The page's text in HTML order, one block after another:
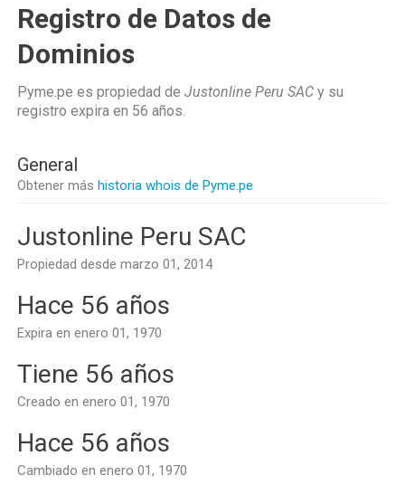
Registro de Datos de
Dominios
Pyme.pe es propiedad de Justonline Peru SAC y su
registro expira en 56 años.
General
Obtener más historia whois de Pyme.pe
Justonline Peru SAC
Propiedad desde marzo 01, 2014
Hace 56 años
Expira en enero 01, 1970
Tiene 56 años
Creado en enero 01, 1970
Hace 56 años
Cambiado en enero 01, 1970